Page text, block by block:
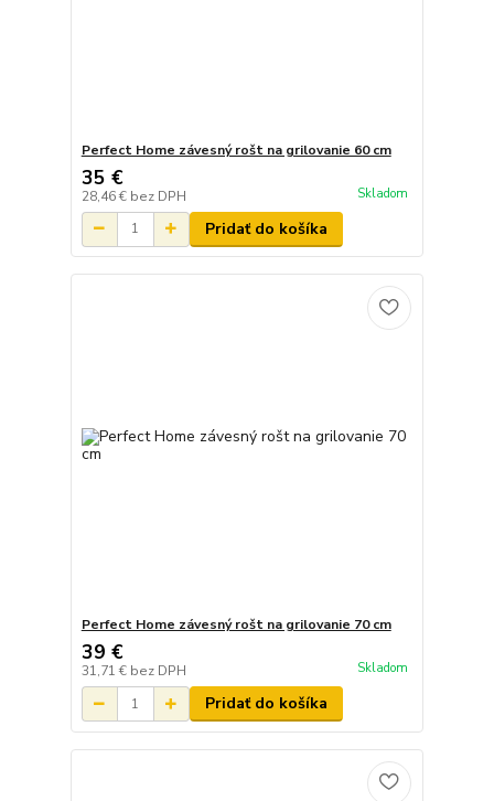
Perfect Home závesný rošt na grilovanie 60 cm
35 €
28,46 € bez DPH Skladom
Pridať do košíka
Perfect Home závesný rošt na grilovanie 70 cm
39 €
31,71 € bez DPH Skladom
Pridať do košíka